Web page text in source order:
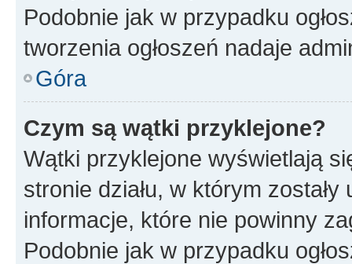
Podobnie jak w przypadku
tworzenia ogłoszeń nadaje
Góra
Czym są wątki przyklejone?
Wątki przyklejone wyświetlają
stronie działu, w którym
informacje, które nie powinny
Podobnie jak w przypadku